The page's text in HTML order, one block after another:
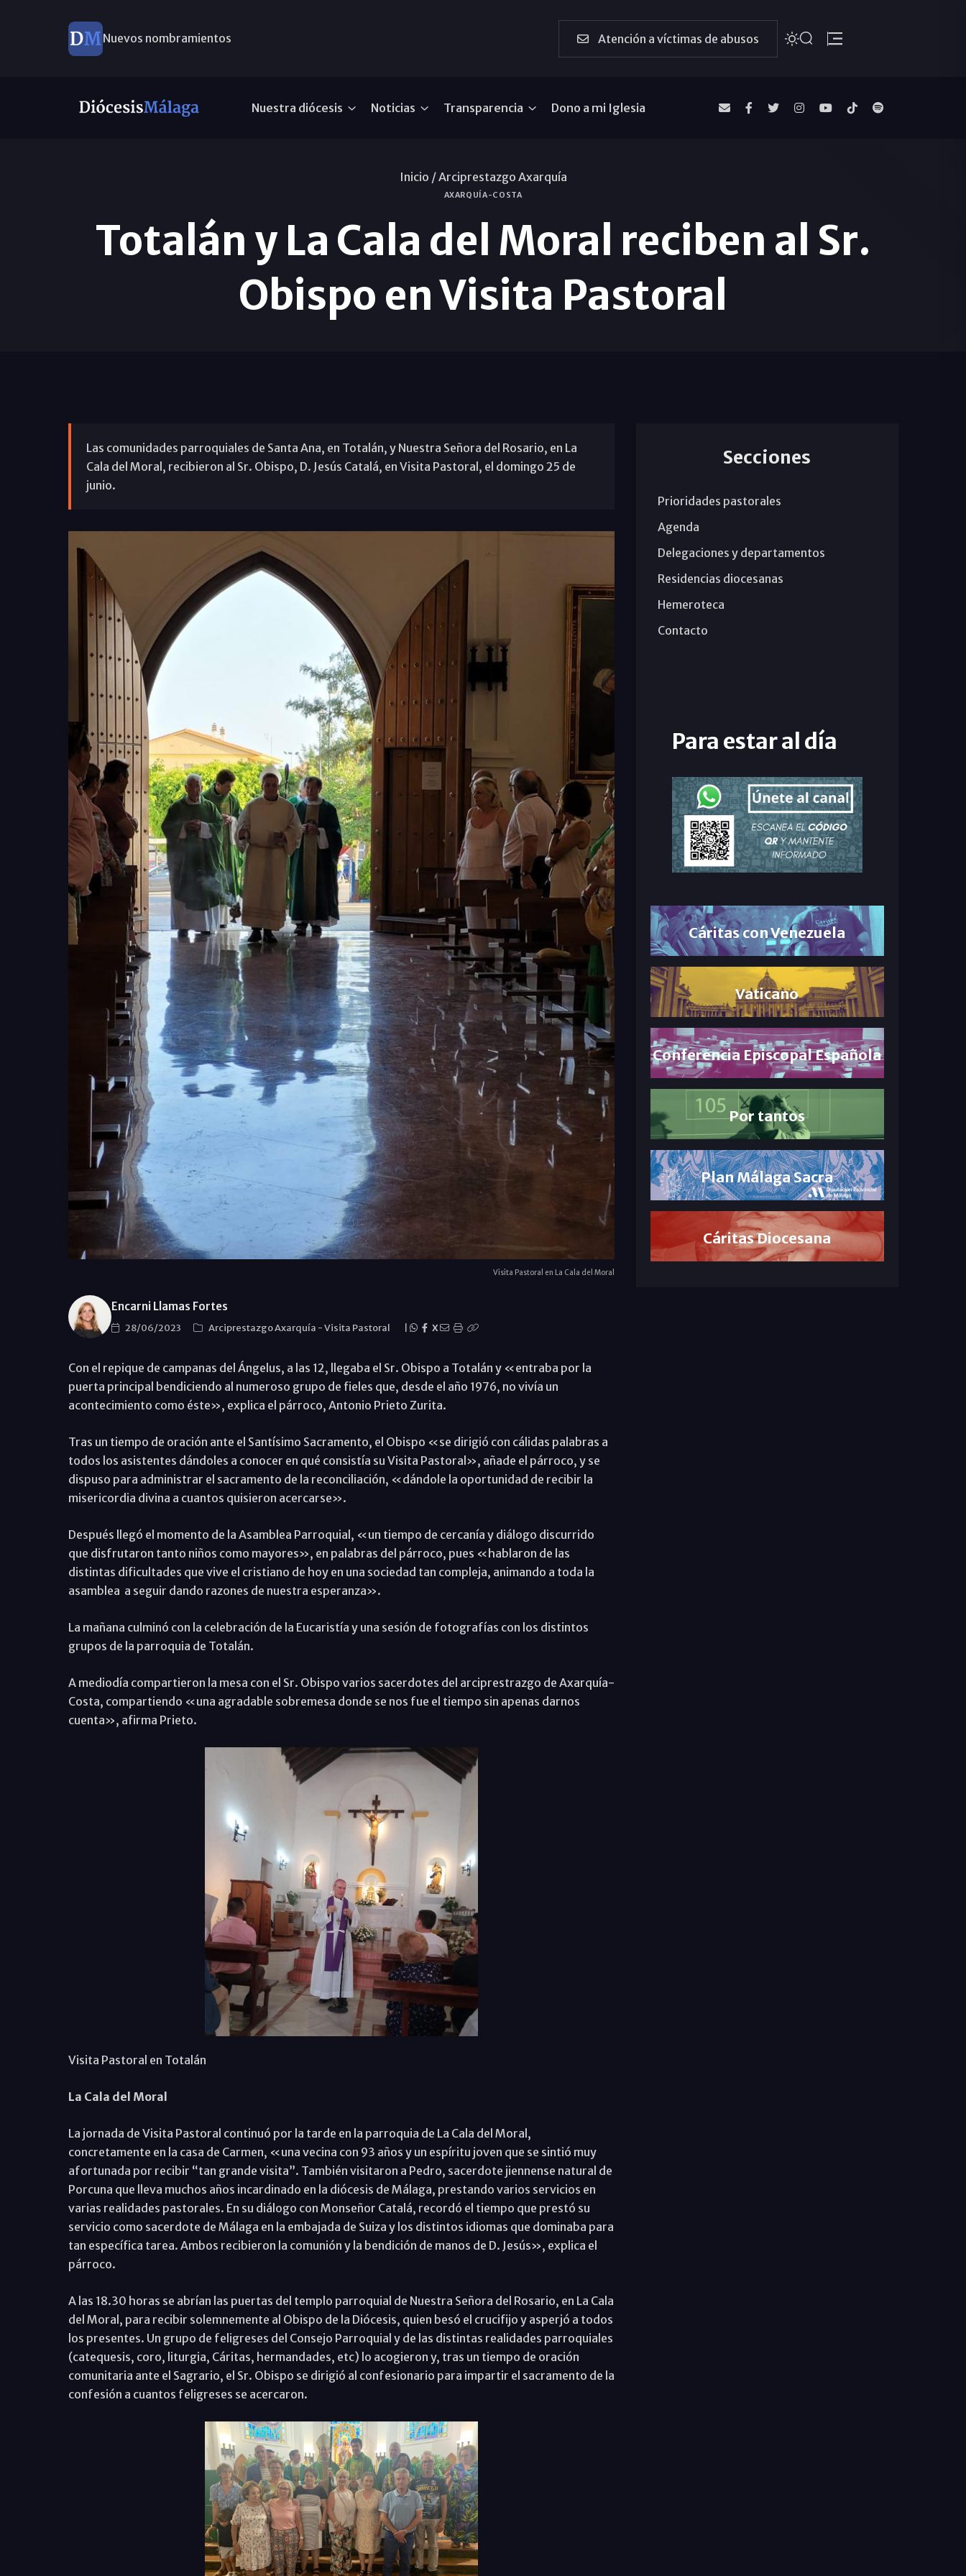
Nuevos nombramientos Atención a víctimas de abusos
Nuestra diócesis Noticias Transparencia Dono a mi Iglesia
Inicio /Arciprestazgo Axarquía
AXARQUÍA-COSTA
Totalán y La Cala del Moral reciben al Sr.
Obispo en Visita Pastoral
Las comunidades parroquiales de Santa Ana, en Totalán, y Nuestra Señora del Rosario, en La
Cala del Moral, recibieron al Sr. Obispo, D. Jesús Catalá, en Visita Pastoral, el domingo 25 de
junio.
Visita Pastoral en La Cala del Moral
Encarni Llamas Fortes
28/06/2023 Arciprestazgo Axarquía -Visita Pastoral X
Con el repique de campanas del Ángelus, a las 12, llegaba el Sr. Obispo a Totalán y «entraba por la
puerta principal bendiciendo al numeroso grupo de fieles que, desde el año 1976, no vivía un
acontecimiento como éste», explica el párroco, Antonio Prieto Zurita.
Tras un tiempo de oración ante el Santísimo Sacramento, el Obispo «se dirigió con cálidas palabras a
todos los asistentes dándoles a conocer en qué consistía su Visita Pastoral», añade el párroco, y se
dispuso para administrar el sacramento de la reconciliación, «dándole la oportunidad de recibir la
misericordia divina a cuantos quisieron acercarse».
Después llegó el momento de la Asamblea Parroquial, «un tiempo de cercanía y diálogo discurrido
que disfrutaron tanto niños como mayores», en palabras del párroco, pues «hablaron de las
distintas dificultades que vive el cristiano de hoy en una sociedad tan compleja, animando a toda la
asamblea a seguir dando razones de nuestra esperanza».
La mañana culminó con la celebración de la Eucaristía y una sesión de fotografías con los distintos
grupos de la parroquia de Totalán.
A mediodía compartieron la mesa con el Sr. Obispo varios sacerdotes del arciprestrazgo de Axarquía-
Costa, compartiendo «una agradable sobremesa donde se nos fue el tiempo sin apenas darnos
cuenta», afirma Prieto.
Visita Pastoral en Totalán
La Cala del Moral
La jornada de Visita Pastoral continuó por la tarde en la parroquia de La Cala del Moral,
concretamente en la casa de Carmen, «una vecina con 93 años y un espíritu joven que se sintió muy
afortunada por recibir “tan grande visita”. También visitaron a Pedro, sacerdote jiennense natural de
Porcuna que lleva muchos años incardinado en la diócesis de Málaga, prestando varios servicios en
varias realidades pastorales. En su diálogo con Monseñor Catalá, recordó el tiempo que prestó su
servicio como sacerdote de Málaga en la embajada de Suiza y los distintos idiomas que dominaba para
tan específica tarea. Ambos recibieron la comunión y la bendición de manos de D. Jesús», explica el
párroco.
A las 18.30 horas se abrían las puertas del templo parroquial de Nuestra Señora del Rosario, en La Cala
del Moral, para recibir solemnemente al Obispo de la Diócesis, quien besó el crucifijo y asperjó a todos
los presentes. Un grupo de feligreses del Consejo Parroquial y de las distintas realidades parroquiales
(catequesis, coro, liturgia, Cáritas, hermandades, etc) lo acogieron y, tras un tiempo de oración
comunitaria ante el Sagrario, el Sr. Obispo se dirigió al confesionario para impartir el sacramento de la
confesión a cuantos feligreses se acercaron.
Secciones
Prioridades pastorales
Agenda
Delegaciones y departamentos
Residencias diocesanas
Hemeroteca
Contacto
Para estar al día
Cáritas con Venezuela
Vaticano
Conferencia Episcopal Española
Por tantos
Plan Málaga Sacra
Cáritas Diocesana